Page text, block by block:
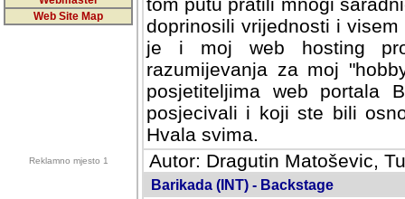
Web Site Map
Reklamno mjesto 1
doprinosili vrijednosti i
je i moj web hosting
razumijevanja za moj
posjetiteljima web portala
posjecivali i koji ste bili
Hvala svima.
Autor: Dragutin Matoševic,
Barikada (INT) - Backstage